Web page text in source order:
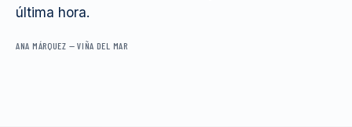
última hora.
ANA MÁRQUEZ —VIÑA DEL MAR